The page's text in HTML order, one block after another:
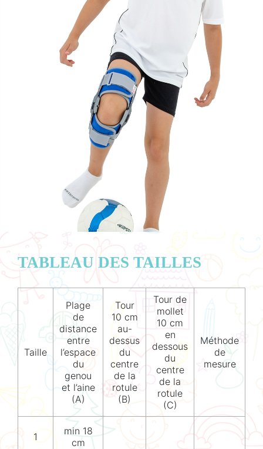
TABLEAU DES TAILLES
Taille
Plage
de
distance
entre
l’espace
du
genou
et l’aine
(A)
Tour
10 cm
au-
dessus
du
centre
de la
rotule
(B)
Tour de
mollet
10 cm
en
dessous
du
centre
de la
rotule
(C)
Méthode
de
mesure
1
min 18
cm